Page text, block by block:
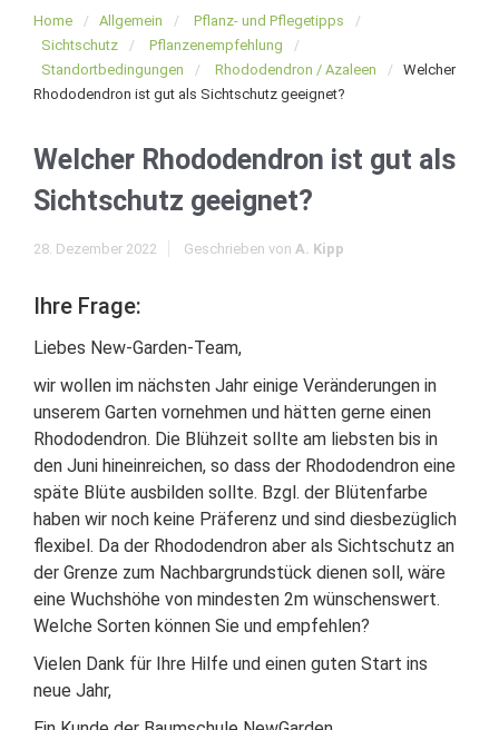
Home Allgemein
Pflanz- und Pflegetipps
Sichtschutz
Pflanzenempfehlung
Standortbedingungen
Rhododendron / Azaleen
Welcher
Rhododendron ist gut als Sichtschutz geeignet?
Welcher Rhododendron ist gut als
Sichtschutz geeignet?
28. Dezember 2022 Geschrieben von A. Kipp
Ihre Frage:
Liebes New-Garden-Team,
wir wollen im nächsten Jahr einige Veränderungen in
unserem Garten vornehmen und hätten gerne einen
Rhododendron. Die Blühzeit sollte am liebsten bis in
den Juni hineinreichen, so dass der Rhododendron eine
späte Blüte ausbilden sollte. Bzgl. der Blütenfarbe
haben wir noch keine Präferenz und sind diesbezüglich
flexibel. Da der Rhododendron aber als Sichtschutz an
der Grenze zum Nachbargrundstück dienen soll, wäre
eine Wuchshöhe von mindesten 2m wünschenswert.
Welche Sorten können Sie und empfehlen?
Vielen Dank für Ihre Hilfe und einen guten Start ins
neue Jahr,